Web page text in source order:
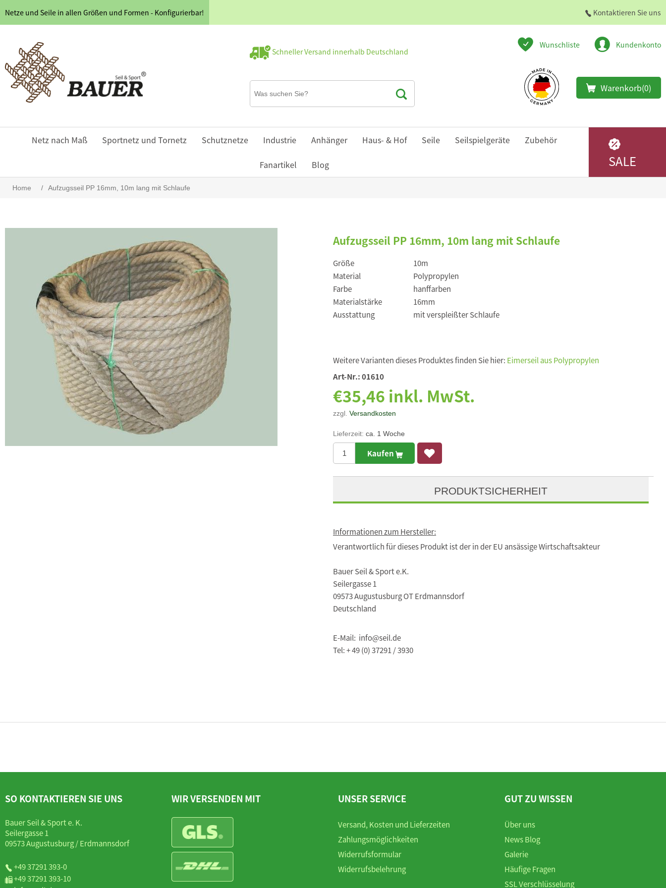
Netze und Seile in allen Größen und Formen - Konfigurierbar! Kontaktieren Sie uns
Schneller Versand innerhalb Deutschland
Wunschliste Kundenkonto
Warenkorb(0)
Netz nach Maß Sportnetz und Tornetz Schutznetze Industrie Anhänger Haus- & Hof Seile Seilspielgeräte Zubehör
Fanartikel Blog SALE
Home / Aufzugsseil PP 16mm, 10m lang mit Schlaufe
Aufzugsseil PP 16mm, 10m lang mit Schlaufe
Größe
10m
Material
Polypropylen
Farbe
hanffarben
Materialstärke
16mm
Ausstattung
mit verspleißter Schlaufe
Weitere Varianten dieses Produktes finden Sie hier: Eimerseil aus Polypropylen
Art-Nr.:01610
€35,46 inkl. MwSt.
zzgl. Versandkosten
Lieferzeit: ca. 1 Woche
Kaufen
PRODUKTSICHERHEIT
Informationen zum Hersteller:
Verantwortlich für dieses Produkt ist der in der EU ansässige Wirtschaftsakteur
Bauer Seil & Sport e.K.
Seilergasse 1
09573 Augustusburg OT Erdmannsdorf
Deutschland
E-Mail: info@seil.de
Tel: + 49 (0) 37291 / 3930
SO KONTAKTIEREN SIE UNS
Bauer Seil & Sport e. K.
Seilergasse 1
09573 Augustusburg / Erdmannsdorf
+49 37291 393-0
+49 37291 393-10
WIR VERSENDEN MIT UNSER SERVICE
Versand, Kosten und Lieferzeiten
Zahlungsmöglichkeiten
Widerrufsformular
Widerrufsbelehrung
GUT ZU WISSEN
Über uns
News Blog
Galerie
Häufige Fragen
SSL Verschlüsselung